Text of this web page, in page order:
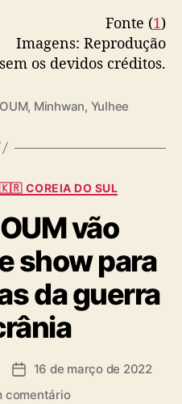
Fonte (1)
Imagens: Reprodução
os devidos créditos.
, Minhwan, Yulhee
C
t
e
g
o
r
i
a
🇰🇷 COREIA DO SUL
vão
show para
da guerra
D 16 de março de 2022
comentárioe